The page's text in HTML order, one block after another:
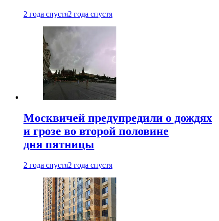
2 года спустя2 года спустя
Москвичей предупредили о дождях
и грозе во второй половине
дня пятницы
2 года спустя2 года спустя